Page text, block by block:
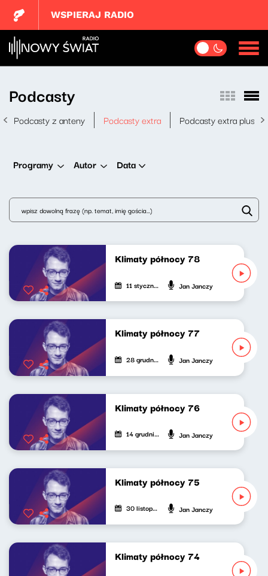
WSPIERAJ RADIO
Podcasty
Podcasty z anteny Podcasty extra Podcasty extra plus
Programy Autor Data
Klimaty północy 78
11 stycznia 2025 Jan Janczy
Klimaty północy 77
28 grudnia 2024 Jan Janczy
Klimaty północy 76
14 grudnia 2024 Jan Janczy
Klimaty północy 75
30 listopada 2024 Jan Janczy
Klimaty północy 74